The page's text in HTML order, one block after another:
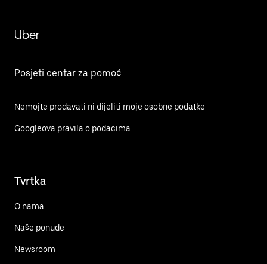
Uber
Posjeti centar za pomoć
Nemojte prodavati ni dijeliti moje osobne podatke
Googleova pravila o podacima
Tvrtka
O nama
Naše ponude
Newsroom